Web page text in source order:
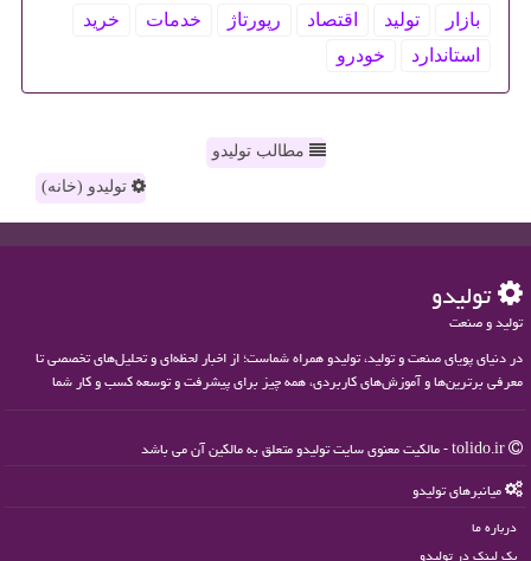
بازار تولید اقتصاد رپورتاژ خدمات
خرید
استاندارد
خودرو
مطالب تولیدو
تولیدو (خانه)
تولیدو
تولید و صنعت
در دنیای پویای صنعت و تولید، تولیدو همراه شماست؛ از اخبار لحظه‌ای و تحلیل‌های تخصصی تا
معرفی برترین‌ها و آموزش‌های کاربردی، همه چیز برای پیشرفت و توسعه کسب و کار شما
میانبرهای تولیدو
درباره ما
بک لینک در تولیدو